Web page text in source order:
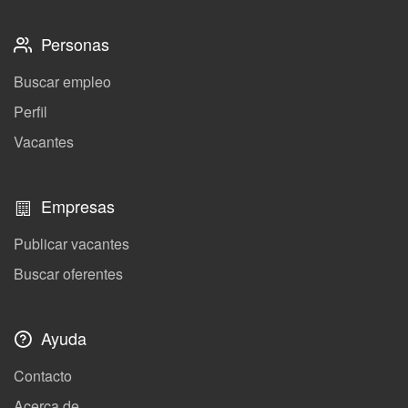
Personas
Buscar empleo
Perfil
Vacantes
Empresas
Publicar vacantes
Buscar oferentes
Ayuda
Contacto